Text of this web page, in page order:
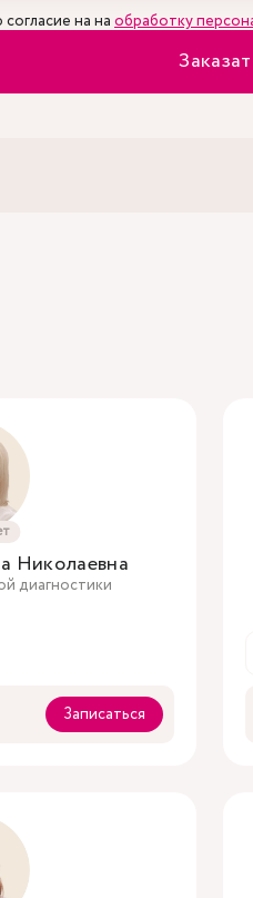
на на обработку
Николаевна
диагностики
Записаться